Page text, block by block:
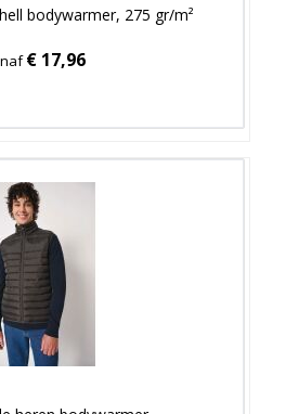
bodywarmer, 275 gr/m²
€ 17,96